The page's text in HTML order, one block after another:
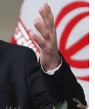
nhiên có điểm
Vietnam+)